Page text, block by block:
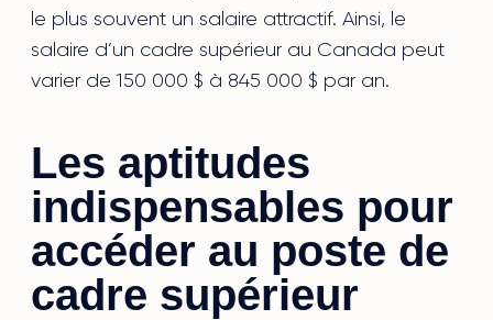
le plus souvent un salaire attractif. Ainsi, le
salaire d’un cadre supérieur au Canada peut
varier de 150 000 $ à 845 000 $ par an.
Les aptitudes
indispensables pour
accéder au poste de
cadre supérieur